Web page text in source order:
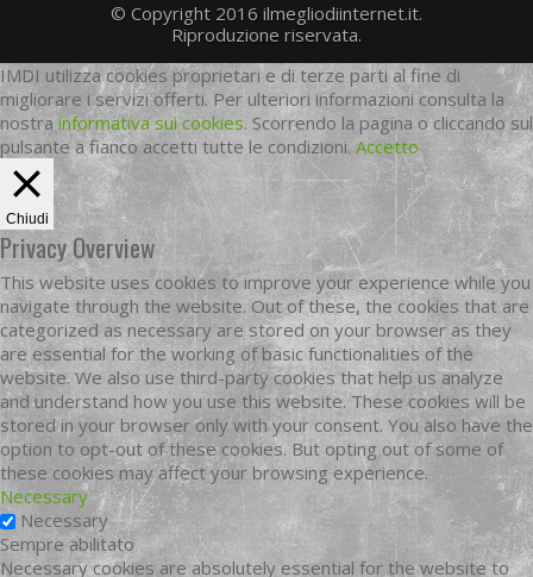
© Copyright 2016 ilmegliodiinternet.it.
Riproduzione riservata.
IMDI utilizza cookies proprietari e di terze parti al fine di
migliorare i servizi offerti. Per ulteriori informazioni consulta la
nostrainformativa sui cookies. Scorrendo la pagina o cliccando sul
pulsante a fianco accetti tutte le condizioni. Accetto
Chiudi
Privacy Overview
This website uses cookies to improve your experience while you
navigate through the website. Out of these, the cookies that are
categorized as necessary are stored on your browser as they
are essential for the working of basic functionalities of the
website. We also use third-party cookies that help us analyze
and understand how you use this website. These cookies will be
stored in your browser only with your consent. You also have the
option to opt-out of these cookies. But opting out of some of
these cookies may affect your browsing experience.
Necessary
Necessary
Sempre abilitato
Necessary cookies are absolutely essential for the website to